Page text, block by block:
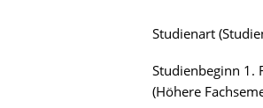
Studienart (
Studienbeginn 1.
(Höhere